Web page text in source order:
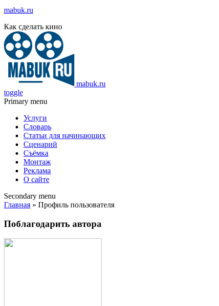
mabuk.ru
Как сделать кино
mabuk.ru
toggle
Primary menu
Услуги
Словарь
Статьи для начинающих
Сценарий
Съёмка
Монтаж
Реклама
О сайте
Secondary menu
Главная » Профиль пользователя
Поблагодарить автора